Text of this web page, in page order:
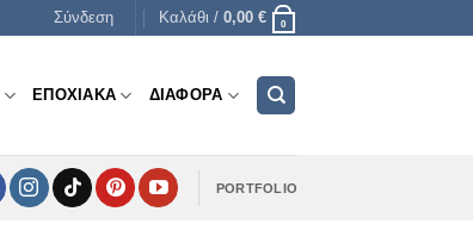
Σύνδεση Καλάθι / 0,00 € 0
ΕΠΟΧΙΑΚΑ ΔΙΑΦΟΡΑ
PORTFOLIO